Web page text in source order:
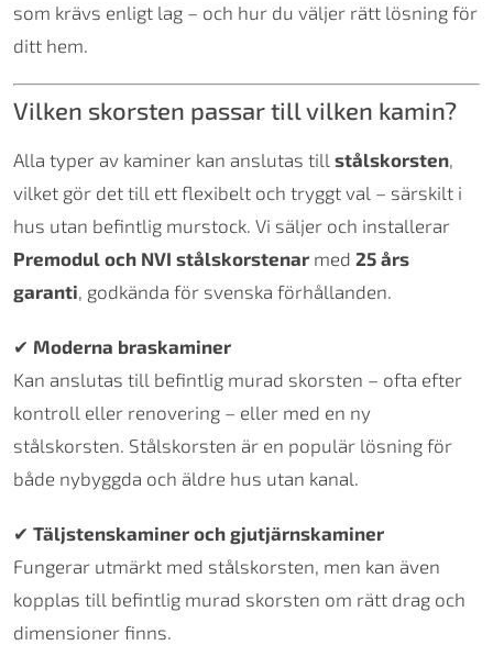
som krävs enligt lag – och hur du väljer rätt lösning för
ditt hem.
Vilken skorsten passar till vilken kamin?
Alla typer av kaminer kan anslutas till stålskorsten,
vilket gör det till ett flexibelt och tryggt val – särskilt i
hus utan befintlig murstock. Vi säljer och installerar
Premodul och NVI stålskorstenar med 25 års
garanti, godkända för svenska förhållanden.
✔ Moderna braskaminer
Kan anslutas till befintlig murad skorsten – ofta efter
kontroll eller renovering – eller med en ny
stålskorsten. Stålskorsten är en populär lösning för
både nybyggda och äldre hus utan kanal.
✔ Täljstenskaminer och gjutjärnskaminer
Fungerar utmärkt med stålskorsten, men kan även
kopplas till befintlig murad skorsten om rätt drag och
dimensioner finns.